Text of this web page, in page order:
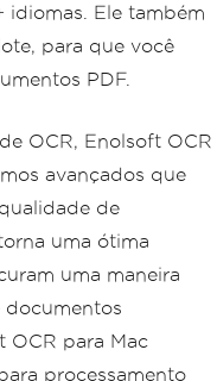
idiomas. Ele também
para que você
PDF.
OCR, Enolsoft OCR
avançados que
de
uma ótima
uma maneira
documentos
OCR para Mac
processamento